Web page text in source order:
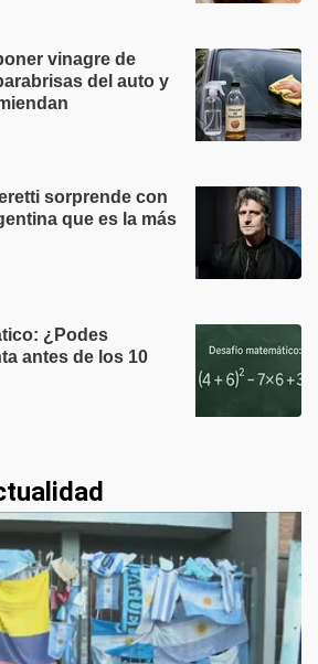
vinagre de
del auto y
sorprende con
que es la más
¿Podes
antes de los 10